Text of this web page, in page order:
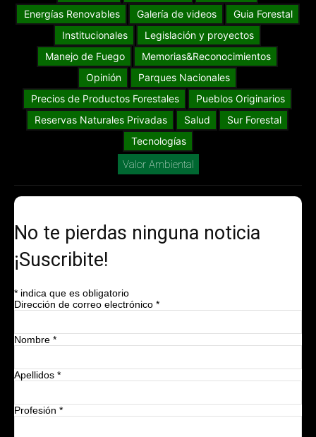
Manejo de Fuego
Memorias&Reconocimientos
Opinión
Parques Nacionales
Precios de Productos Forestales
Pueblos Originarios
Reservas Naturales Privadas
Salud
Sur Forestal
Tecnologías
Valor Ambiental
No te pierdas ninguna noticia
¡Suscribite!
indica que es obligatorio
Dirección de correo electrónico
Nombre*